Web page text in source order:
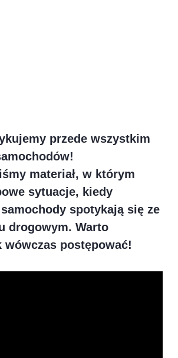
przede wszystkim
materiał, w którym
sytuacje, kiedy
spotykają się ze
drogowym. Warto
wówczas postępować!